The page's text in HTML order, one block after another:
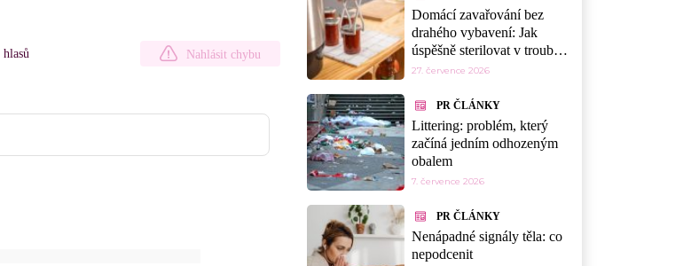
hlasů Nahlásit chybu
Domácí zavařování bez
drahého vybavení: Jak
úspěšně sterilovat v troubě,
myčce nebo mikrovlnce
27. července 2026
PR ČLÁNKY
Littering: problém, který
začíná jedním odhozeným
obalem
7. července 2026
PR ČLÁNKY
Nenápadné signály těla: co
nepodcenit